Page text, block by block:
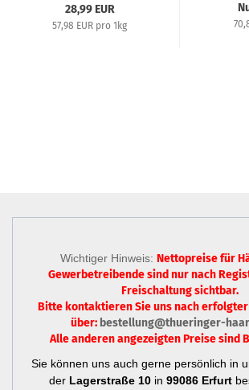
28,99 EUR
57,98 EUR pro 1kg
Wichtiger Hinweis: Nettopreise für
Gewerbetreibende sind nurnach
Freischaltung sichtbar.
Bitte kontaktieren Sie uns nach
über: bestellung@thueringer-
Alle anderen angezeigten Preise sind
Sie können uns auch gerne persönlich in
der Lagerstraße 10in 99086 Erfurt